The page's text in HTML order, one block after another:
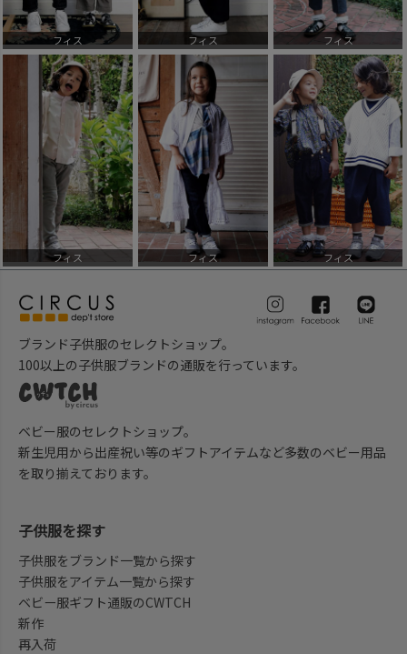
フィス フィス フィス
フィス フィス フィス
ブランド子供服のセレクトショップ。
100以上の子供服ブランドの通販を行っています。
ベビー服のセレクトショップ。
新生児用から出産祝い等のギフトアイテムなど多数のベビー用品
を取り揃えております。
子供服を探す
子供服をブランド一覧から探す
子供服をアイテム一覧から探す
ベビー服ギフト通販のCWTCH
新作
再入荷